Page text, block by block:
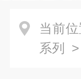
当前位
系列
>